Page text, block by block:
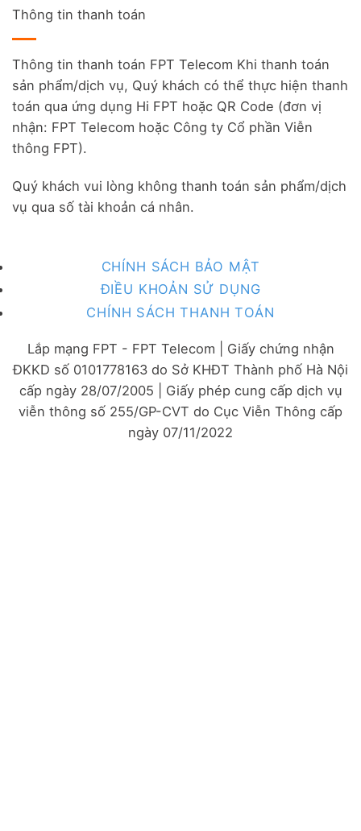
Thông tin thanh toán
Thông tin thanh toán FPT Telecom Khi thanh toán
sản phẩm/dịch vụ, Quý khách có thể thực hiện thanh
toán qua ứng dụng Hi FPT hoặc QR Code (đơn vị
nhận: FPT Telecom hoặc Công ty Cổ phần Viễn
thông FPT).
Quý khách vui lòng không thanh toán sản phẩm/dịch
vụ qua số tài khoản cá nhân.
CHÍNH SÁCH BẢO MẬT
ĐIỀU KHOẢN SỬ DỤNG
CHÍNH SÁCH THANH TOÁN
Lắp mạng FPT - FPT Telecom | Giấy chứng nhận
ĐKKD số 0101778163 do Sở KHĐT Thành phố Hà Nội
cấp ngày 28/07/2005 | Giấy phép cung cấp dịch vụ
viễn thông số 255/GP-CVT do Cục Viễn Thông cấp
ngày 07/11/2022